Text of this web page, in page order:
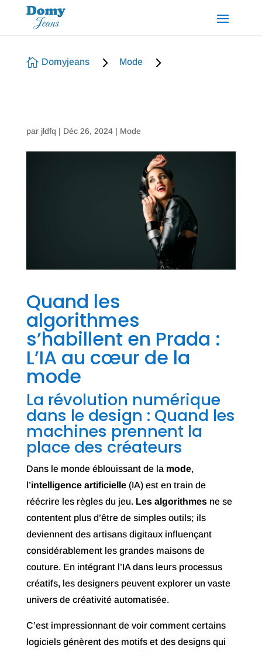
 Domyjeans 5 Mode 5
par jldfq | Déc 26, 2024| Mode
Quand les
algorithmes
s’habillent en Prada :
L’IA au cœur de la
mode
La révolution numérique
dans le design : Quand les
machines prennent la
place des créateurs
Dans le monde éblouissant de la mode,
l’intelligence artificielle(IA) est en train de
réécrire les règles du jeu. Les algorithmesne se
contentent plus d’être de simples outils; ils
deviennent des artisans digitaux influençant
considérablement les grandes maisons de
couture. En intégrant l’IA dans leurs processus
créatifs, les designers peuvent explorer un vaste
univers de créativité automatisée.
C’est impressionnant de voir comment certains
logiciels génèrent des motifs et des designs qui